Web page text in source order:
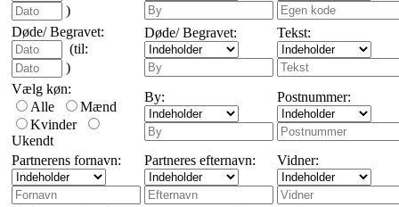
)
Døde/ Begravet:
(til:
)
Døde/ Begravet: Tekst:
Vælg køn:
Alle
Mænd
Kvinder
Ukendt
By: Postnummer:
Partnerens fornavn: Partneres efternavn: Vidner: